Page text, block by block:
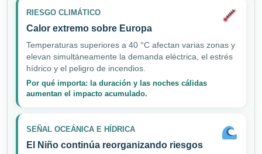
RIESGO CLIMÁTICO
Calor extremo sobre Europa
Temperaturas superiores a 40 °C afectan varias zonas y
elevan simultáneamente la demanda eléctrica, el estrés
hídrico y el peligro de incendios.
Por qué importa: la duración y las noches cálidas
aumentan el impacto acumulado.
SEÑAL OCEÁNICA E HÍDRICA
El Niño continúa reorganizando riesgos